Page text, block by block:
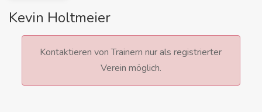
Kevin Holtmeier
Kontaktieren von Trainern nur als registrierter
Verein möglich.